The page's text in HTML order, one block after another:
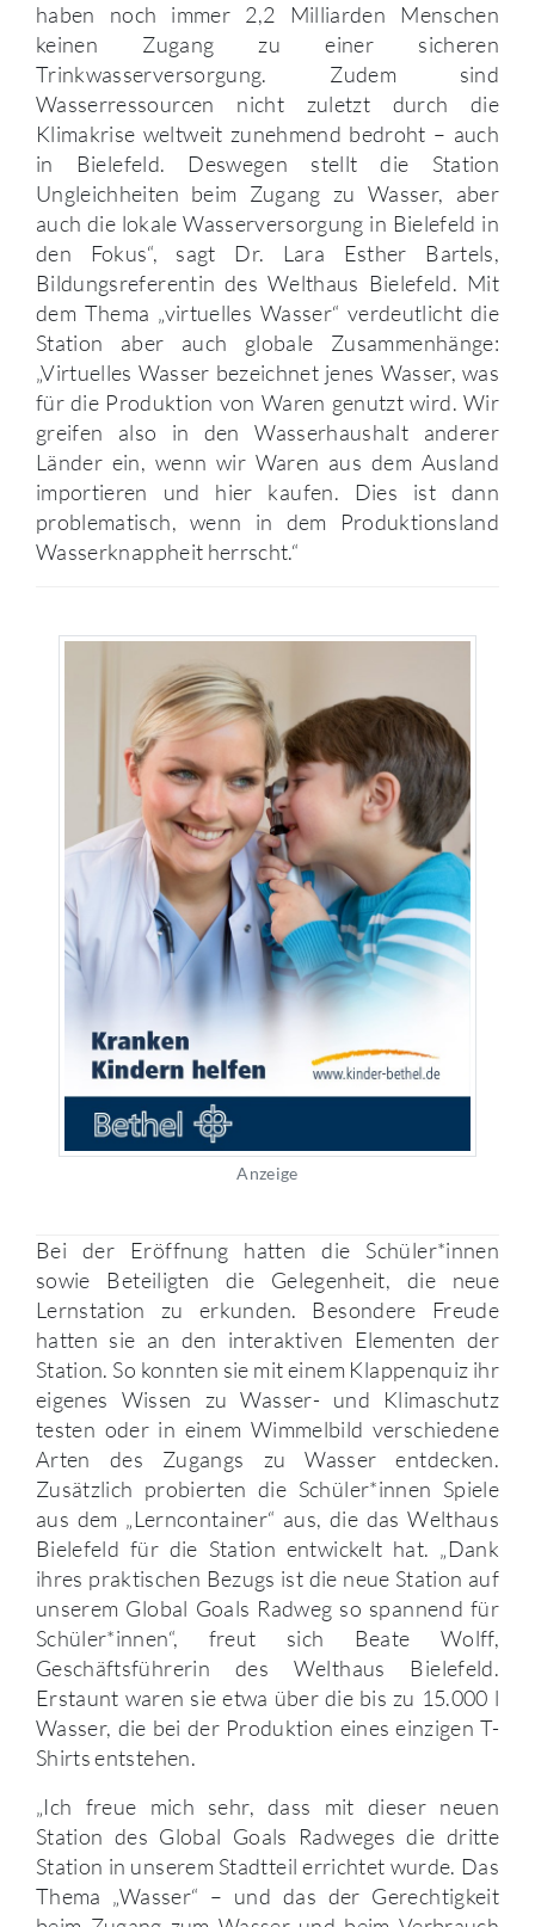
haben noch immer 2,2 Milliarden Menschen
keinen Zugang zu einer sicheren
Trinkwasserversorgung. Zudem sind
Wasserressourcen nicht zuletzt durch die
Klimakrise weltweit zunehmend bedroht – auch
in Bielefeld. Deswegen stellt die Station
Ungleichheiten beim Zugang zu Wasser, aber
auch die lokale Wasserversorgung in Bielefeld in
den Fokus“, sagt Dr. Lara Esther Bartels,
Bildungsreferentin des Welthaus Bielefeld. Mit
dem Thema „virtuelles Wasser“ verdeutlicht die
Station aber auch globale Zusammenhänge:
„Virtuelles Wasser bezeichnet jenes Wasser, was
für die Produktion von Waren genutzt wird. Wir
greifen also in den Wasserhaushalt anderer
Länder ein, wenn wir Waren aus dem Ausland
importieren und hier kaufen. Dies ist dann
problematisch, wenn in dem Produktionsland
Wasserknappheit herrscht.“
Anzeige
Bei der Eröffnung hatten die Schüler*innen
sowie Beteiligten die Gelegenheit, die neue
Lernstation zu erkunden. Besondere Freude
hatten sie an den interaktiven Elementen der
Station. So konnten sie mit einem Klappenquiz ihr
eigenes Wissen zu Wasser- und Klimaschutz
testen oder in einem Wimmelbild verschiedene
Arten des Zugangs zu Wasser entdecken.
Zusätzlich probierten die Schüler*innen Spiele
aus dem „Lerncontainer“ aus, die das Welthaus
Bielefeld für die Station entwickelt hat. „Dank
ihres praktischen Bezugs ist die neue Station auf
unserem Global Goals Radweg so spannend für
Schüler*innen“, freut sich Beate Wolff,
Geschäftsführerin des Welthaus Bielefeld.
Erstaunt waren sie etwa über die bis zu 15.000 l
Wasser, die bei der Produktion eines einzigen T-
Shirts entstehen.
„Ich freue mich sehr, dass mit dieser neuen
Station des Global Goals Radweges die dritte
Station in unserem Stadtteil errichtet wurde. Das
Thema „Wasser“ – und das der Gerechtigkeit